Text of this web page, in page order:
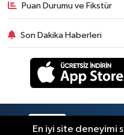
Puan Durumu ve Fikstür
Son Dakika Haberleri
En iyi site deneyimi